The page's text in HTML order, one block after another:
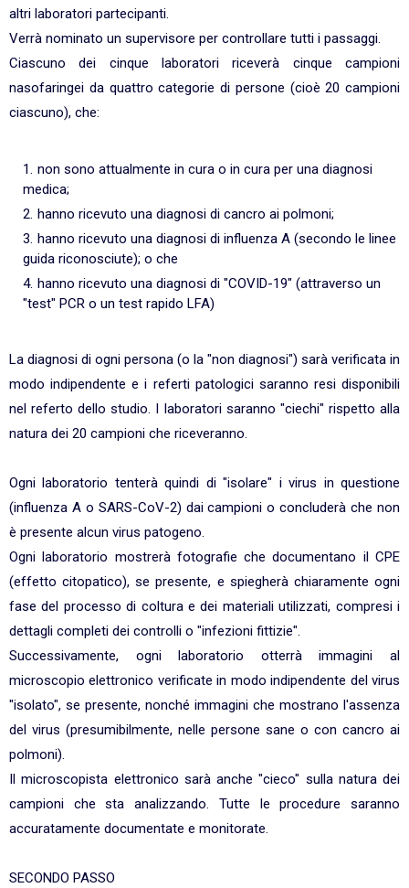
altri laboratori partecipanti.
Verrà nominato un supervisore per controllare tutti i passaggi.
Ciascuno dei cinque laboratori riceverà cinque campioni
nasofaringei da quattro categorie di persone (cioè 20 campioni
ciascuno), che:
non sono attualmente in cura o in cura per una diagnosi
medica;
hanno ricevuto una diagnosi di cancro ai polmoni;
hanno ricevuto una diagnosi di influenza A (secondo le linee
guida riconosciute); o che
hanno ricevuto una diagnosi di "COVID-19" (attraverso un
"test" PCR o un test rapido LFA)
La diagnosi di ogni persona (o la "non diagnosi") sarà verificata in
modo indipendente e i referti patologici saranno resi disponibili
nel referto dello studio. I laboratori saranno "ciechi" rispetto alla
natura dei 20 campioni che riceveranno.
Ogni laboratorio tenterà quindi di "isolare" i virus in questione
(influenza A o SARS-CoV-2) dai campioni o concluderà che non
è presente alcun virus patogeno.
Ogni laboratorio mostrerà fotografie che documentano il CPE
(effetto citopatico), se presente, e spiegherà chiaramente ogni
fase del processo di coltura e dei materiali utilizzati, compresi i
dettagli completi dei controlli o "infezioni fittizie".
Successivamente, ogni laboratorio otterrà immagini al
microscopio elettronico verificate in modo indipendente del virus
"isolato", se presente, nonché immagini che mostrano l'assenza
del virus (presumibilmente, nelle persone sane o con cancro ai
polmoni).
Il microscopista elettronico sarà anche "cieco" sulla natura dei
campioni che sta analizzando. Tutte le procedure saranno
accuratamente documentate e monitorate.
SECONDO PASSO